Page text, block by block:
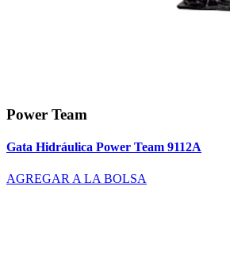
Power Team
Gata Hidráulica Power Team 9112A
AGREGAR A LA BOLSA